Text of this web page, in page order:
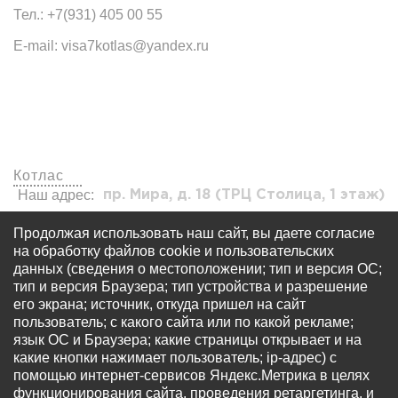
Тел.: +7(931) 405 00 55
E-mail: visa7kotlas@yandex.ru
Котлас
Наш адрес:
пр. Мира, д. 18 (ТРЦ Столица, 1 этаж)
visa7kotlas@yandex.ru
+7 (931) 405 00 55
© Все права защищены - OOO «Многопрофильный
визовый центр «Виза 7» Запрещается использование
Продолжая использовать наш сайт, вы даете согласие
на обработку файлов cookie и пользовательских
данных (сведения о местоположении; тип и версия ОС;
тип и версия Браузера; тип устройства и разрешение
его экрана; источник, откуда пришел на сайт
пользователь; с какого сайта или по какой рекламе;
язык ОС и Браузера; какие страницы открывает и на
какие кнопки нажимает пользователь; ip-адрес) с
помощью интернет-сервисов Яндекс.Метрика в целях
функционирования сайта, проведения ретаргетинга, и